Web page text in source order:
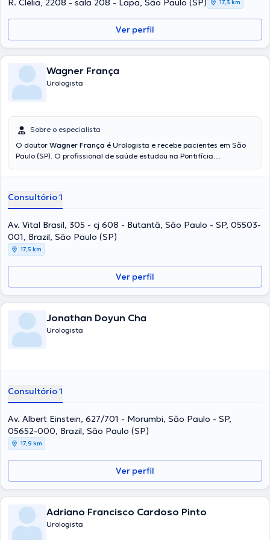
R. Clélia, 2208 - sala 208 - Lapa, São Paulo (SP) 17,3 km
Ver perfil
Wagner França
Urologista
Sobre o especialista
O doutor Wagner França é Urologista e recebe pacientes em São
Paulo (SP). O profissional de saúde estudou na Pontifícia
Campinas Universidade Federal de São Paulo e tem amplos
numerosos anos de experiência laboral no seu campo de estudo. Por
outro lado, ele se destacou como membro de diversas associações
médicas. Wagner França colaborou em diversas conferências com
o objetivo de ter uma formação contínua na sua disciplina de
especialização e já publicou diversos comunicados.
Consultório 1
Av. Vital Brasil, 305 - cj 608 - Butantã, São Paulo - SP, 05503-
001, Brazil, São Paulo (SP)
17,5 km
Ver perfil
Jonathan Doyun Cha
Urologista
Consultório 1
Av. Albert Einstein, 627/701 - Morumbi, São Paulo - SP,
05652-000, Brazil, São Paulo (SP)
17,9 km
Ver perfil
Adriano Francisco Cardoso Pinto
Urologista